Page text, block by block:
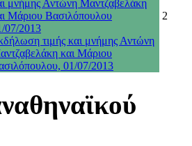
μνήμης Αντώνη Μαντζαβελάκη
Μάριου Βασιλόπουλου
07/2013
τιμής και μνήμης Αντώνη
και Μάριου
01/07/2013
2